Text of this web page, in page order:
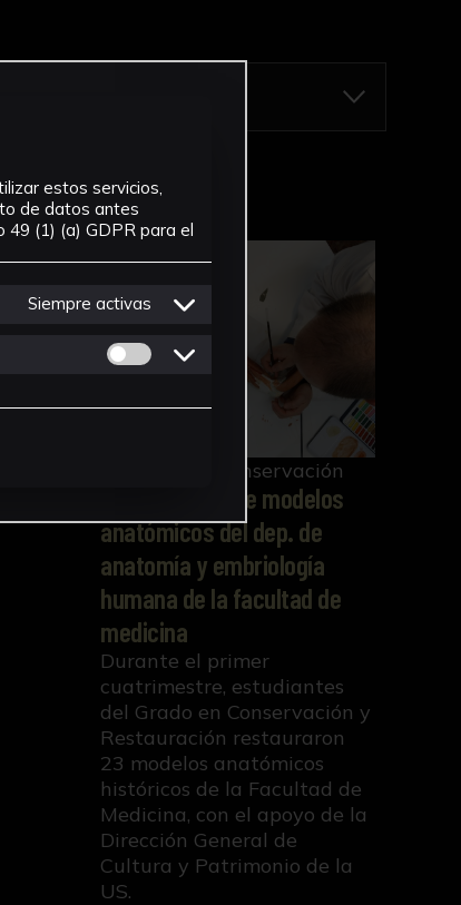
para el Fondo Egipcio
Restauración de modelos
Conservación
Restauración de modelos
anatómicos del dep. de
anatomía y embriología
humana de la facultad de
medicina
Durante el primer
cuatrimestre, estudiantes
del Grado en Conservación y
Restauración restauraron
23 modelos anatómicos
históricos de la Facultad de
Medicina, con el apoyo de la
Dirección General de
Cultura y Patrimonio de la
US.
estos servicios,
de datos antes
49 (1) (a) GDPR para el
Siempre activas
Permitir cookies de Personalizacion